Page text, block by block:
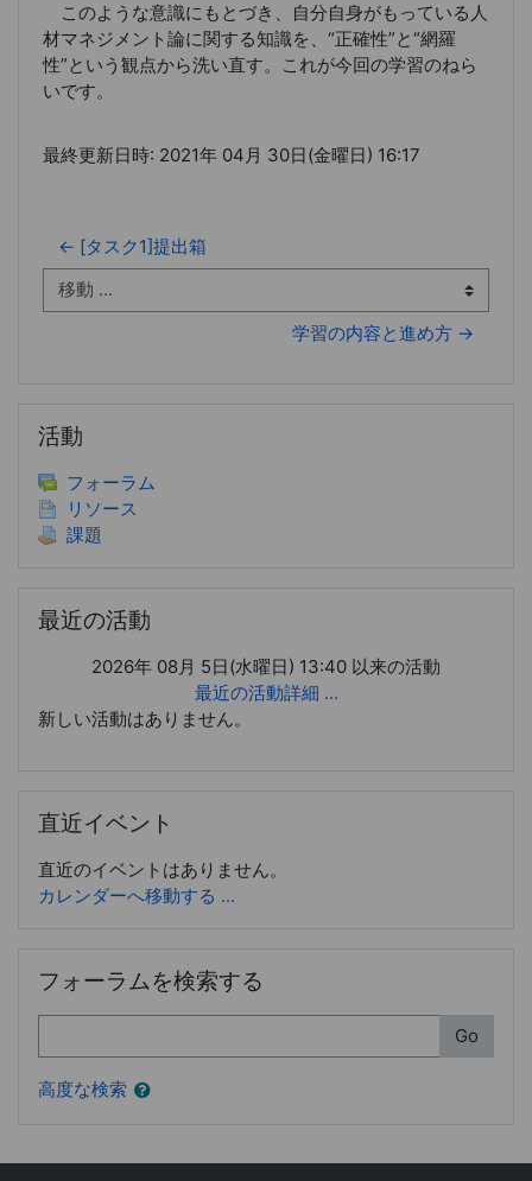
このような意識にもとづき、自分自身がもっている人
材マネジメント論に関する知識を、“正確性”と“網羅
性”という観点から洗い直す。これが今回の学習のねら
いです。
最終更新日時: 2021年 04月 30日(金曜日) 16:17
← [タスク1]提出箱
移動 ...
学習の内容と進め方 →
活動
フォーラム
リソース
課題
最近の活動
2026年 08月 5日(水曜日) 13:40 以来の活動
最近の活動詳細 ...
新しい活動はありません。
直近イベント
直近のイベントはありません。
カレンダーへ移動する ...
フォーラムを検索する
Go
高度な検索